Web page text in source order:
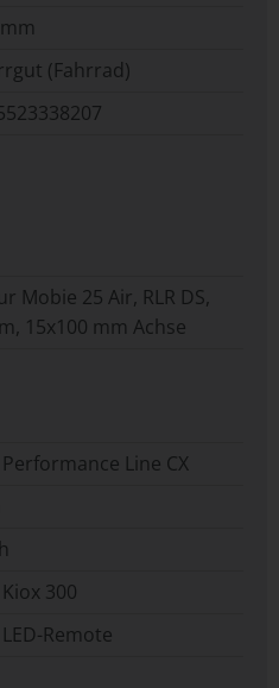
(Fahrrad)
Mobie 25 Air, RLR DS,
15x100 mm Achse
Line CX
300
Remote